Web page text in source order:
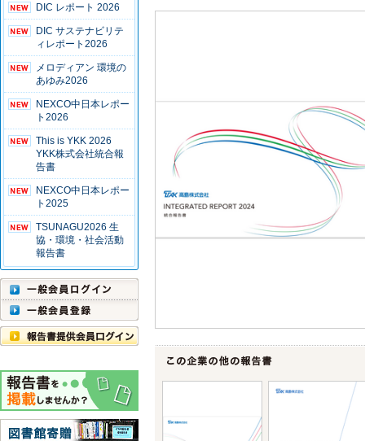
DIC レポート 2026
DIC サステナビリテ
ィレポート2026
メロディアン 環境の
あゆみ2026
NEXCO中日本レポー
ト2026
This is YKK 2026
YKK株式会社統合報
告書
NEXCO中日本レポー
ト2025
TSUNAGU2026 生
協・環境・社会活動
報告書